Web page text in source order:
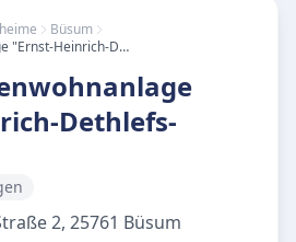
Büsum
DRK Seniorenwohnanlage "Ernst-Heinrich-Dethlefs-Haus"
Dethlefs-
2, 25761 Büsum